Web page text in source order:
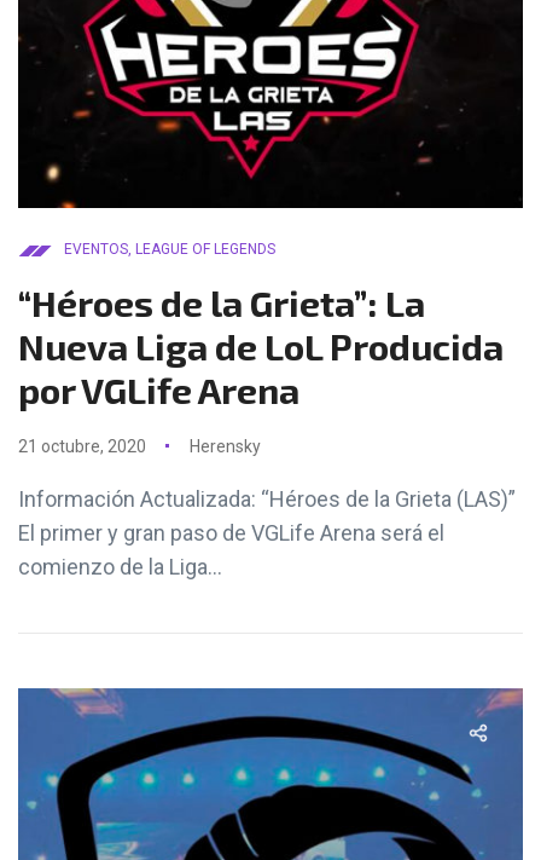
EVENTOS LEAGUE OF LEGENDS
“Héroes de la Grieta”: La
Nueva Liga de LoL Producida
por VGLife Arena
21 octubre, 2020 Herensky
Información Actualizada: “Héroes de la Grieta (LAS)”
El primer y gran paso de VGLife Arena será el
comienzo de la Liga...